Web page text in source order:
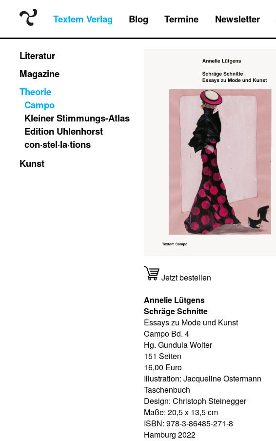
Textem Verlag Blog Termine Newsletter
Literatur
Magazine
Theorie
Campo
Kleiner Stimmungs-Atlas
Edition Uhlenhorst
con·stel·la·tions
Kunst
Jetzt bestellen
Annelie Lütgens
Schräge Schnitte
Essays zu Mode und Kunst
Campo Bd. 4
Hg. Gundula Wolter
151 Seiten
16,00 Euro
Illustration: Jacqueline Ostermann
Taschenbuch
Design: Christoph Steinegger
Maße: 20,5 x 13,5 cm
ISBN: 978-3-86485-271-8
Hamburg 2022